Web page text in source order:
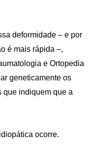
deformidade – e por
é mais rápida –,
e Ortopedia
geneticamente os
que indiquem que a
ocorre.